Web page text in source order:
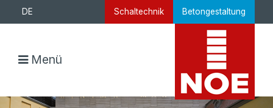
DE Schaltechnik Betongestaltung
Menü